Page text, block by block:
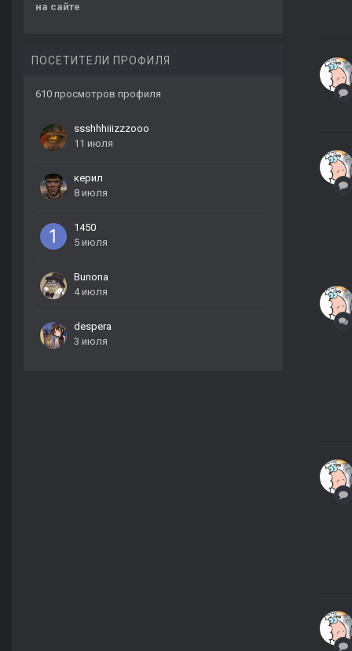
на сайте
ПОСЕТИТЕЛИ ПРОФИЛЯ
610 просмотров профиля
ssshhhiiizzzooo
11 июля
керил
8 июля
1450
5 июля
Bunona
4 июля
despera
3 июля